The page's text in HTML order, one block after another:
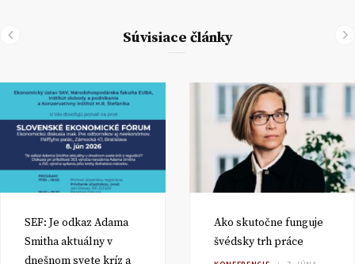
Súvisiace články
SEF: Je odkaz Adama
Smitha aktuálny v
dnešnom svete kríz a
Ako skutočne funguje
švédsky trh práce